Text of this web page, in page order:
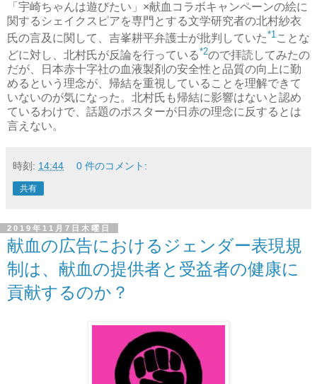
「宇崎ちゃんは遊びたい」×献血コラボキャンペーンの絵に
関するシェイクスピアを専門とする文学研究者の北村紗衣
氏の言及に関して、吉峯耕平弁護士が批判していた*1ことな
どに対し、北村氏が反論を行っている*2ので拝読してみたの
だが、日本赤十字社の血液製剤の安全性と品質の向上に勤
めるという理念が、帰結を重視していることを理解できて
いないのが気になった。北村氏も帰結に影響はないと認め
ているわけで、話題のポスターが日赤の理念に反するとは
言えない。
時刻: 14:44 0 件のコメント:
共有
2019年11月7日木曜日
献血の広告におけるジェンダー表現規
制は、献血の提供者と受益者の健康に
貢献するのか？